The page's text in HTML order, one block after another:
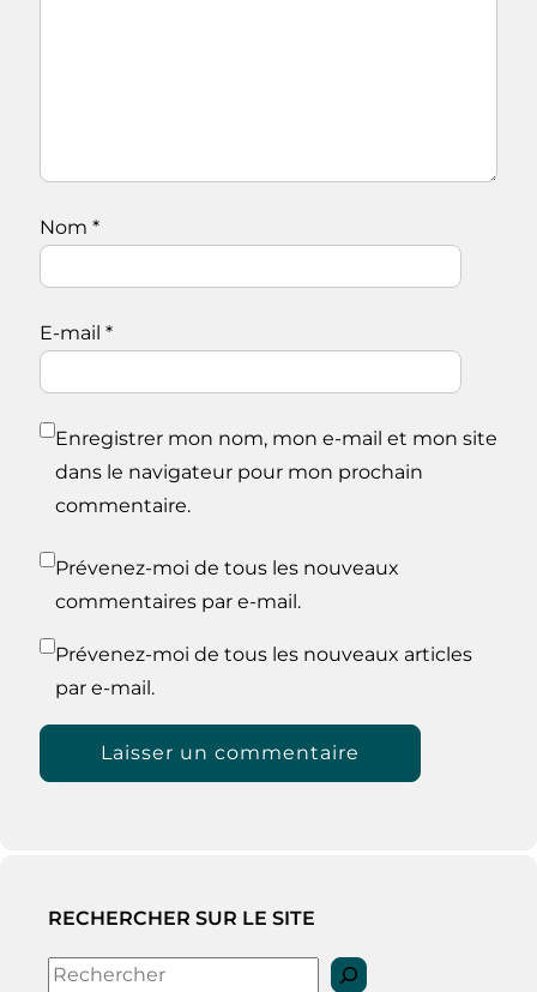
Nom *
E-mail *
Enregistrer mon nom, mon e-mail et mon site
dans le navigateur pour mon prochain
commentaire.
Prévenez-moi de tous les nouveaux
commentaires par e-mail.
Prévenez-moi de tous les nouveaux articles
par e-mail.
RECHERCHER SUR LE SITE
Rechercher